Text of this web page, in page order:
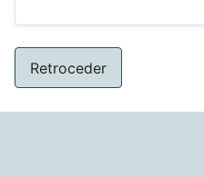
Retroceder